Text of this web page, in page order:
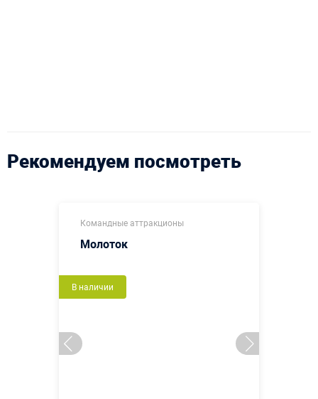
Рекомендуем посмотреть
Командные аттракционы
Молоток
В наличии